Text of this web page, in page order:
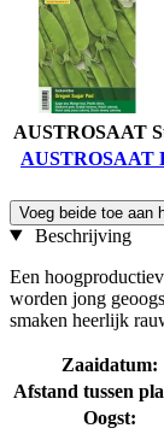
AUSTROSAAT
AUSTROSAAT
Voeg beide toe aan
Beschrijving
Een
worden jong
smaken heerlijk
Zaaidatum:
Afstand tussen
Oogst: